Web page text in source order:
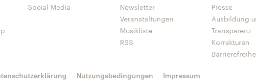
Social Media
Newsletter
Veranstaltungen
Musikliste
RSS
Presse
Ausbildung
Transparenz
Korrekturen
Nutzungsbedingungen Impressum